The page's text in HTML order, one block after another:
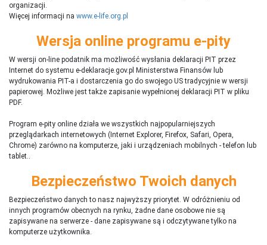
organizacji.
Więcej informacji na www.e-life.org.pl
Wersja online programu e-pity
W wersji on-line podatnik ma możliwość wysłania deklaracji PIT przez
Internet do systemu e-deklaracje.gov.pl Ministerstwa Finansów lub
wydrukowania PIT-a i dostarczenia go do swojego US tradycyjnie w wersji
papierowej. Możliwe jest także zapisanie wypełnionej deklaracji PIT w pliku
PDF.
Program e-pity online działa we wszystkich najpopularniejszych
przeglądarkach internetowych (Internet Explorer, Firefox, Safari, Opera,
Chrome) zarówno na komputerze, jaki i urządzeniach mobilnych - telefon lub
tablet..
Bezpieczeństwo Twoich danych
Bezpieczeństwo danych to nasz najwyższy priorytet. W odróżnieniu od
innych programów obecnych na rynku, żadne dane osobowe nie są
zapisywane na serwerze - dane zapisywane są i odczytywane tylko na
komputerze użytkownika.